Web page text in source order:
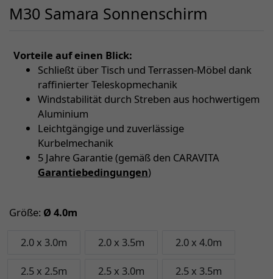
M30 Samara Sonnenschirm
Vorteile auf einen Blick:
Schließt über Tisch und Terrassen-Möbel dank
raffinierter Teleskopmechanik
Windstabilität durch Streben aus hochwertigem
Aluminium
Leichtgängige und zuverlässige
Kurbelmechanik
5 Jahre Garantie (gemäß den CARAVITA
Garantiebedingungen)
Größe: Ø 4.0m
2.0 x 3.0m 2.0 x 3.5m 2.0 x 4.0m
2.5 x 2.5m 2.5 x 3.0m 2.5 x 3.5m